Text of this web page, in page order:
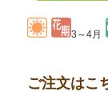
3～4月
ご注文はこ